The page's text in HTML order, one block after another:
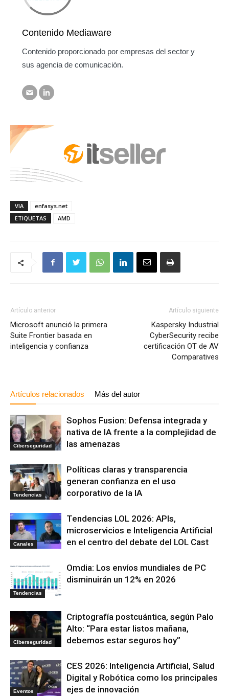
Contenido Mediaware
Contenido proporcionado por empresas del sector y
sus agencia de comunicación.
VIA
enfasys.net
ETIQUETAS
AMD
Artículo anterior
Microsoft anunció la primera
Suite Frontier basada en
inteligencia y confianza
Artículo siguiente
Kaspersky Industrial
CyberSecurity recibe
certificación OT de AV
Comparatives
Artículos relacionados Más del autor
Ciberseguridad
Sophos Fusion: Defensa integrada y
nativa de IA frente a la complejidad de
las amenazas
Tendencias
Políticas claras y transparencia
generan confianza en el uso
corporativo de la IA
Canales
Tendencias LOL 2026: APIs,
microservicios e Inteligencia Artificial
en el centro del debate del LOL Cast
Tendencias
Omdia: Los envíos mundiales de PC
disminuirán un 12% en 2026
Ciberseguridad
Criptografía postcuántica, según Palo
Alto: “Para estar listos mañana,
debemos estar seguros hoy”
Eventos
CES 2026: Inteligencia Artificial, Salud
Digital y Robótica como los principales
ejes de innovación